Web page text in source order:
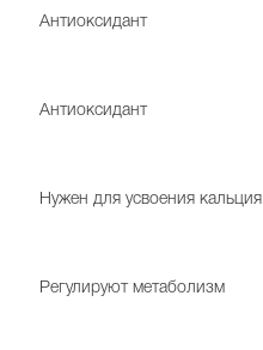
Антиоксидант
Антиоксидант
Нужен для усвоения кальция
Регулируют метаболизм